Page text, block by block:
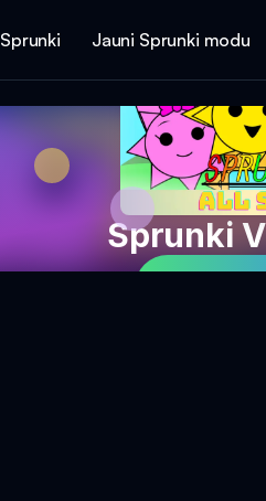
Sprunki Jauni Sprunki modu
Sprunki